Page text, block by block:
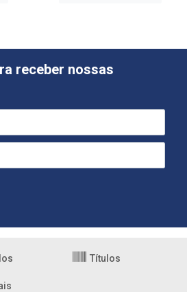
receber nossas
Títulos